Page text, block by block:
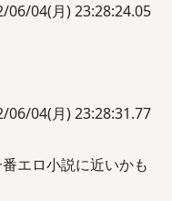
06/04(月) 23:28:24.05
06/04(月) 23:28:31.77
エロ小説に近いかも